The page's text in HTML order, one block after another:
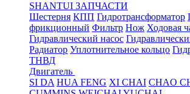
SHANTUI ЗАПЧАСТИ
Шестерня КПП Гидротрансформатор
фрикционный Фильтр Нож Ходовая
Гидравлический насос
Радиатор Уплотнительное кольцо
ТНВД
Двигатель
SI DA HUA FENG XI CHAI CHAO